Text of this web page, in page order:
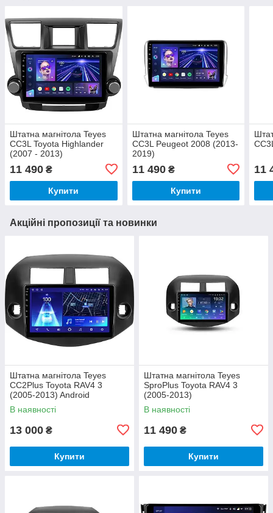
Штатна магнітола Teyes
CC3L Toyota Highlander
(2007 - 2013)
11 490 ₴
Купити
Штатна магнітола Teyes
CC3L Peugeot 2008 (2013-
2019)
11 490₴
Купити
11
Акційні пропозиції та новинки
Штатна магнітола Teyes
CC2Plus Toyota RAV4 3
(2005-2013) Android
В наявності
13 000 ₴
Купити
Штатна магнітола Teyes
SproPlus Toyota RAV4 3
(2005-2013)
В наявності
11 490 ₴
Купити